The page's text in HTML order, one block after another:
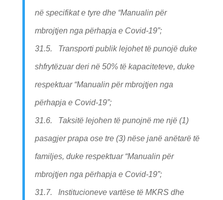
në specifikat e tyre dhe “Manualin për
mbrojtjen nga përhapja e Covid-19”;
31.5. Transporti publik lejohet të punojë duke
shfrytëzuar deri në 50% të kapaciteteve, duke
respektuar “Manualin për mbrojtjen nga
përhapja e Covid-19”;
31.6. Taksitë lejohen të punojnë me një (1)
pasagjer prapa ose tre (3) nëse janë anëtarë të
familjes, duke respektuar “Manualin për
mbrojtjen nga përhapja e Covid-19”;
31.7. Institucioneve vartëse të MKRS dhe